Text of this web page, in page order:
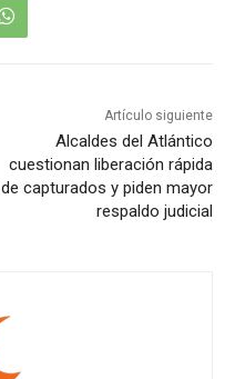
Artículo siguiente
Alcaldes del Atlántico
cuestionan liberación rápida
de capturados y piden mayor
respaldo judicial